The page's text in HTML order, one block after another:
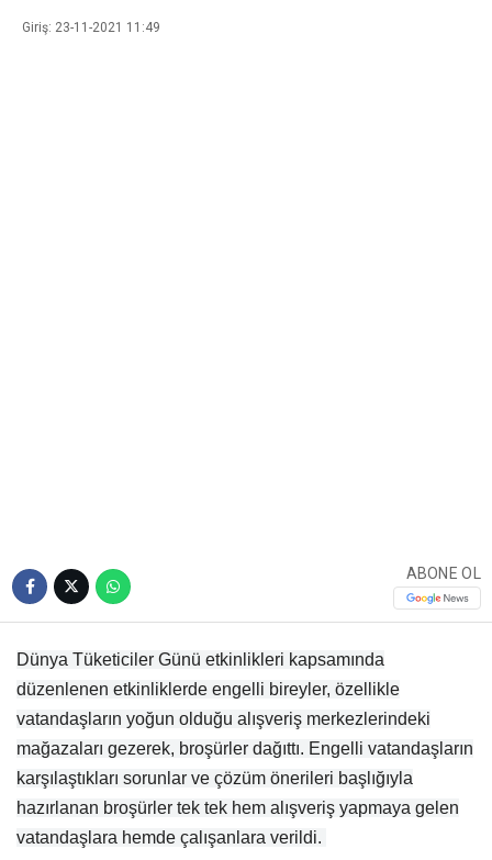
Giriş: 23-11-2021 11:49
ABONE OL
Dünya Tüketiciler Günü etkinlikleri kapsamında
düzenlenen etkinliklerde engelli bireyler, özellikle
vatandaşların yoğun olduğu alışveriş merkezlerindeki
mağazaları gezerek, broşürler dağıttı. Engelli vatandaşların
karşılaştıkları sorunlar ve çözüm önerileri başlığıyla
hazırlanan broşürler tek tek hem alışveriş yapmaya gelen
vatandaşlara hemde çalışanlara verildi.